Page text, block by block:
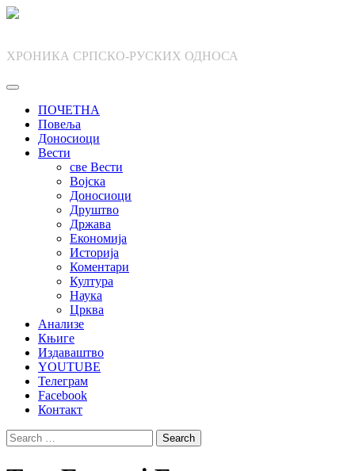
Skip
ХРОНИКА СРПСКО-РУСКИХ ОДНОСА
ПОЧЕТНА
Повеља
Доносиоци
Вести
све Вести
Војска
Доносиоци
Друштво
Држава
Економија
Историја
Коментари
Култура
Наука
Црква
Анализе
Књиге
Издаваштво
YOUTUBE
Телеграм
Facebook
Контакт
Search
for: